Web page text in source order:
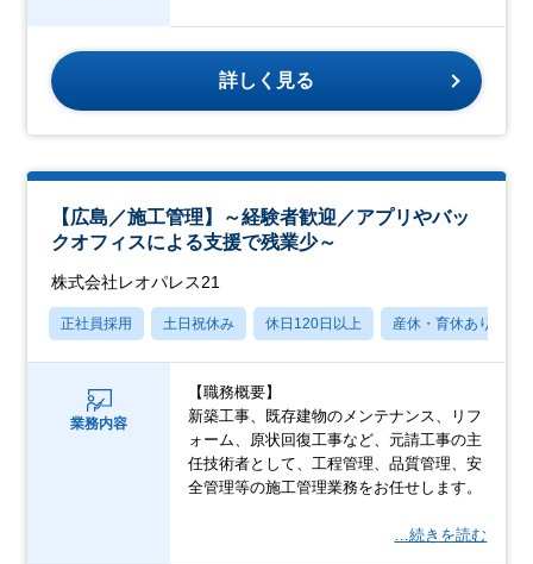
詳しく見る
【広島／施工管理】～経験者歓迎／アプリやバッ
クオフィスによる支援で残業少～
株式会社レオパレス21
正社員採用 土日祝休み 休日120日以上 産休・育休あり
業務内容
【職務概要】
新築工事、既存建物のメンテナンス、リフ
ォーム、原状回復工事など、元請工事の主
任技術者として、工程管理、品質管理、安
全管理等の施工管理業務をお任せします。
…続きを読む